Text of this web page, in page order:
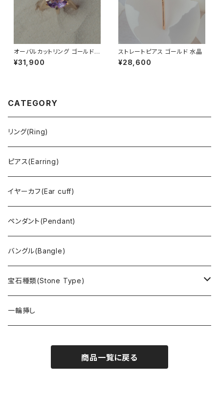
オーバルカットリング ゴールド
アメジスト
¥31,900
ストレートピアス ゴールド 水晶
¥28,600
CATEGORY
リング(Ring)
ピアス(Earring)
イヤーカフ(Ear cuff)
ペンダント(Pendant)
バングル(Bangle)
宝石種類(Stone Type)
アイオライト
一輪挿し
商品一覧に戻る